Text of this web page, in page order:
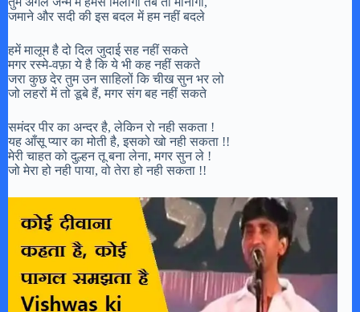
जमाने और सदी की इस बदल में हम नहीं बदले
हमें मालूम है दो दिल जुदाई सह नहीं सकते
मगर रस्मे-वफ़ा ये है कि ये भी कह नहीं सकते
जरा कुछ देर तुम उन साहिलों कि चीख सुन भर लो
जो लहरों में तो डूबे हैं, मगर संग बह नहीं सकते
समंदर पीर का अन्दर है, लेकिन रो नही सकता !
यह आँसू प्यार का मोती है, इसको खो नही सकता !!
मेरी चाहत को दुल्हन तू बना लेना, मगर सुन ले !
जो मेरा हो नही पाया, वो तेरा हो नही सकता !!